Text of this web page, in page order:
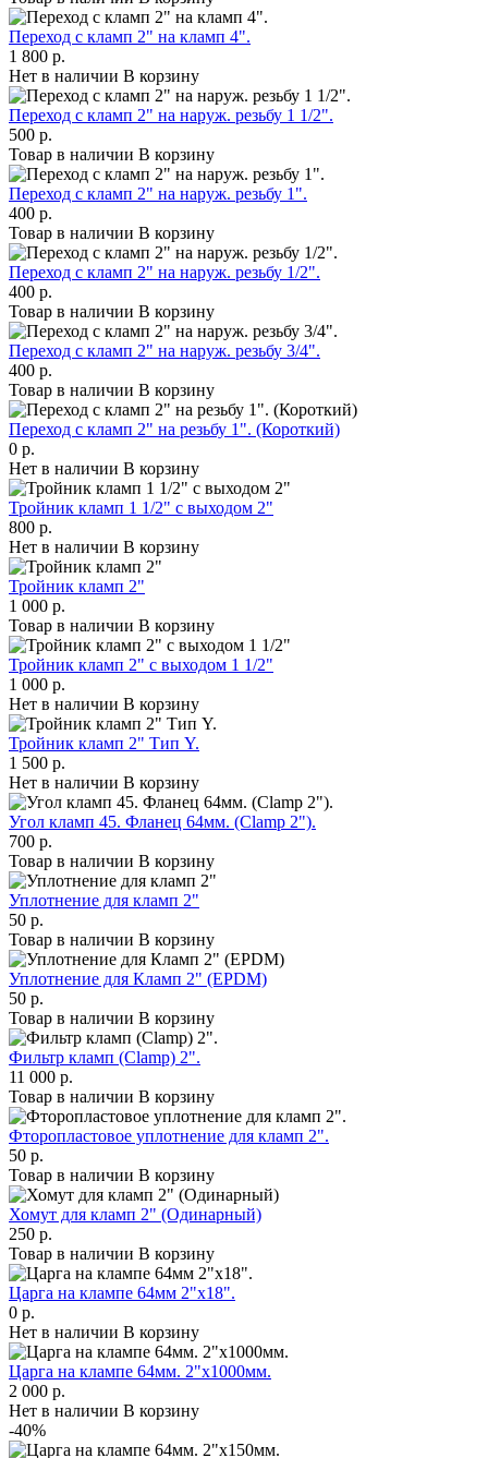
Переход с кламп 2" на кламп 4".
1 800 р.
Нет в наличии В корзину
Переход с кламп 2" на наруж. резьбу 1 1/2".
500 р.
Товар в наличии В корзину
Переход с кламп 2" на наруж. резьбу 1".
400 р.
Товар в наличии В корзину
Переход с кламп 2" на наруж. резьбу 1/2".
400 р.
Товар в наличии В корзину
Переход с кламп 2" на наруж. резьбу 3/4".
400 р.
Товар в наличии В корзину
Переход с кламп 2" на резьбу 1". (Короткий)
0 р.
Нет в наличии В корзину
Тройник кламп 1 1/2" с выходом 2"
800 р.
Нет в наличии В корзину
Тройник кламп 2"
1 000 р.
Товар в наличии В корзину
Тройник кламп 2" с выходом 1 1/2"
1 000 р.
Нет в наличии В корзину
Тройник кламп 2" Тип Y.
1 500 р.
Нет в наличии В корзину
Угол кламп 45. Фланец 64мм. (Clamp 2").
700 р.
Товар в наличии В корзину
Уплотнение для кламп 2"
50 р.
Товар в наличии В корзину
Уплотнение для Кламп 2" (EPDM)
50 р.
Товар в наличии В корзину
Фильтр кламп (Clamp) 2".
11 000 р.
Товар в наличии В корзину
Фторопластовое уплотнение для кламп 2".
50 р.
Товар в наличии В корзину
Хомут для кламп 2" (Одинарный)
250 р.
Товар в наличии В корзину
Царга на клампе 64мм 2"х18".
0 р.
Нет в наличии В корзину
Царга на клампе 64мм. 2"х1000мм.
2 000 р.
Нет в наличии В корзину
-40%